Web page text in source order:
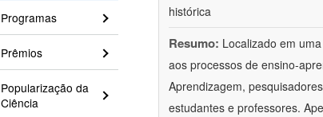
Programas
Prêmios
Popularização da
Ciência
histórica
Resumo: Localizado em
aos processos de ensino-
Aprendizagem,
estudantes e professores.